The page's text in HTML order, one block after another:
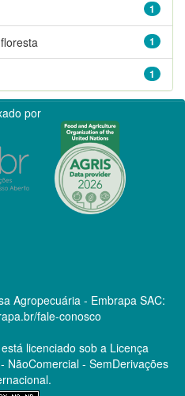
1
1
1
por
Agropecuária - Embrapa SAC:
fale-conosco
licenciado sob a Licença
NãoComercial - SemDerivações